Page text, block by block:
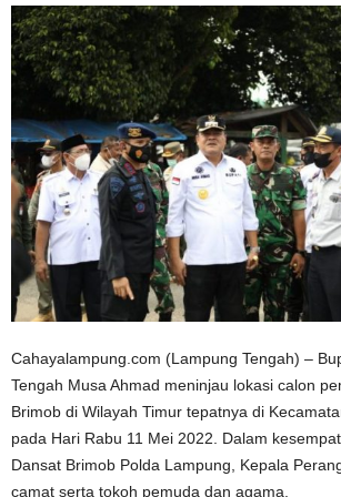
Cahayalampung.com (Lampung Tengah) –
Tengah Musa Ahmad meninjau lokasi calon
Brimob di Wilayah Timur tepatnya di
pada Hari Rabu 11 Mei 2022. Dalam
Dansat Brimob Polda Lampung, Kepala
camat serta tokoh pemuda dan agama.